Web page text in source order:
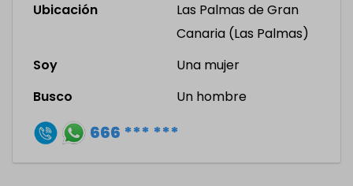
Ubicación
Las Palmas de Gran
Canaria (Las Palmas)
Soy
Una mujer
Busco
Un hombre
666 *** ***